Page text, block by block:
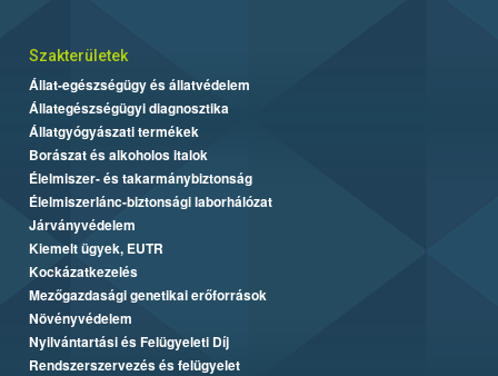
Szakterületek
Állat-egészségügy és állatvédelem
Állategészségügyi diagnosztika
Állatgyógyászati termékek
Borászat és alkoholos italok
Élelmiszer- és takarmánybiztonság
Élelmiszerlánc-biztonsági laborhálózat
Járványvédelem
Kiemelt ügyek, EUTR
Kockázatkezelés
Mezőgazdasági genetikai erőforrások
Növényvédelem
Nyilvántartási és Felügyeleti Díj
Rendszerszervezés és felügyelet